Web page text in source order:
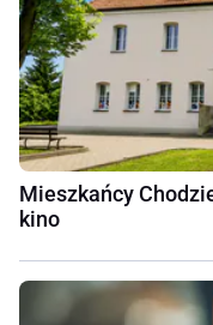
Mieszkańcy
kino